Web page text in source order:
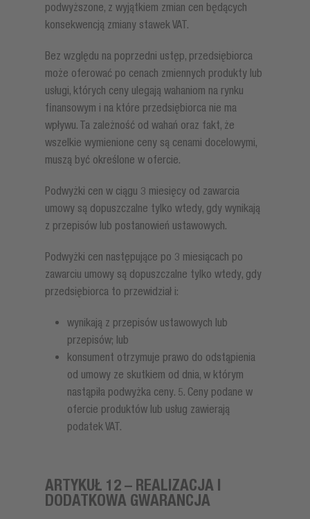
podwyższone, z wyjątkiem zmian cen będących
konsekwencją zmiany stawek VAT.
Bez względu na poprzedni ustęp, przedsiębiorca
może oferować po cenach zmiennych produkty lub
usługi, których ceny ulegają wahaniom na rynku
finansowym i na które przedsiębiorca nie ma
wpływu. Ta zależność od wahań oraz fakt, że
wszelkie wymienione ceny są cenami docelowymi,
muszą być określone w ofercie.
Podwyżki cen w ciągu 3 miesięcy od zawarcia
umowy są dopuszczalne tylko wtedy, gdy wynikają
z przepisów lub postanowień ustawowych.
Podwyżki cen następujące po 3 miesiącach po
zawarciu umowy są dopuszczalne tylko wtedy, gdy
przedsiębiorca to przewidział i:
wynikają z przepisów ustawowych lub
przepisów; lub
konsument otrzymuje prawo do odstąpienia
od umowy ze skutkiem od dnia, w którym
nastąpiła podwyżka ceny. 5. Ceny podane w
ofercie produktów lub usług zawierają
podatek VAT.
ARTYKUŁ 12 – REALIZACJA I
DODATKOWA GWARANCJA